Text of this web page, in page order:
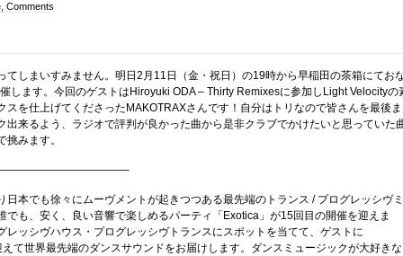
Comments
てしまいすみません。明日2月11日（金・祝日）の19時から早稲田の茶箱にてお
します。今回のゲストはHiroyuki ODA – Thirty Remixesに参加しLight Velocityの
スを仕上げてくださったMAKOTRAXさんです！自分はトリなので皆さんを最後ま
出来るよう、ラジオで評判が良かった曲から是非クラブでかけたいと思っていた
みます。
日本でも徐々にムーヴメントが起きつつある最先端のトランス / プログレッシヴミ
でも、安く、良い音響で楽しめるパーティ「Exotica」が15回目の開催を迎えま
レッシヴハウス・プログレッシヴトランスにスポットを当てて、ゲストに
て世界最先端のダンスサウンドをお届けします。ダンスミュージックが大好きな